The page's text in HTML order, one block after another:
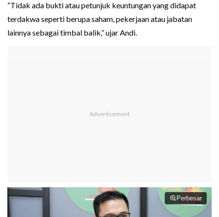
“Tidak ada bukti atau petunjuk keuntungan yang didapat
terdakwa seperti berupa saham, pekerjaan atau jabatan
lainnya sebagai timbal balik,” ujar Andi.
Perbesar